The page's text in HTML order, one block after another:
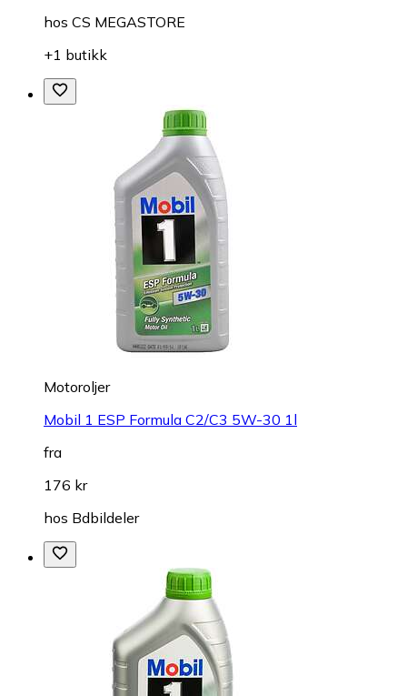
hos CS MEGASTORE
+1 butikk
Motoroljer
Mobil 1 ESP Formula C2/C3 5W-30 1l
fra
176 kr
hos Bdbildeler